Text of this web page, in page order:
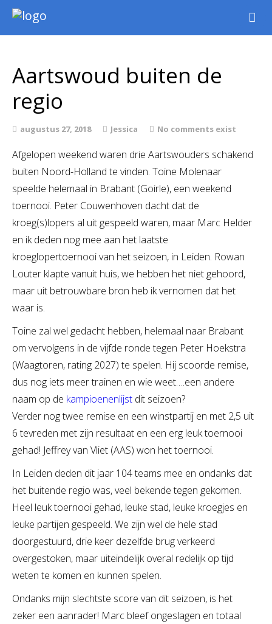
Nieuws
Extern
Jeugd
Agenda
Informatie
Archief
Aartswoud buiten de
regio
augustus 27, 2018 Jessica No comments exist
Afgelopen weekend waren drie Aartswouders schakend
buiten Noord-Holland te vinden. Toine Molenaar
speelde helemaal in Brabant (Goirle), een weekend
toernooi. Peter Couwenhoven dacht dat de
kroeg(s)lopers al uit gespeeld waren, maar Marc Helder
en ik deden nog mee aan het laatste
kroeglopertoernooi van het seizoen, in Leiden. Rowan
Louter klapte vanuit huis, we hebben het niet gehoord,
maar uit betrouwbare bron heb ik vernomen dat het
waar is.
Toine zal wel gedacht hebben, helemaal naar Brabant
om vervolgens in de vijfde ronde tegen Peter Hoekstra
(Waagtoren, rating 2027) te spelen. Hij scoorde remise,
dus nog iets meer trainen en wie weet….een andere
naam op de kampioenenlijst dit seizoen?
Verder nog twee remise en een winstpartij en met 2,5 uit
6 tevreden met zijn resultaat en een erg leuk toernooi
gehad! Jeffrey van Vliet (AAS) won het toernooi.
In Leiden deden dit jaar 104 teams mee en ondanks dat
het buitende regio was, veel bekende tegen gekomen.
Heel leuk toernooi gehad, leuke stad, leuke kroegjes en
leuke partijen gespeeld. We zijn wel de hele stad
doorgestuurd, drie keer dezelfde brug verkeerd
overgestoken, maar uiteindelijk overal redelijk op tijd
weten te komen en kunnen spelen.
Ondanks mijn slechtste score van dit seizoen, is het
zeker een aanrader! Marc bleef ongeslagen en totaal